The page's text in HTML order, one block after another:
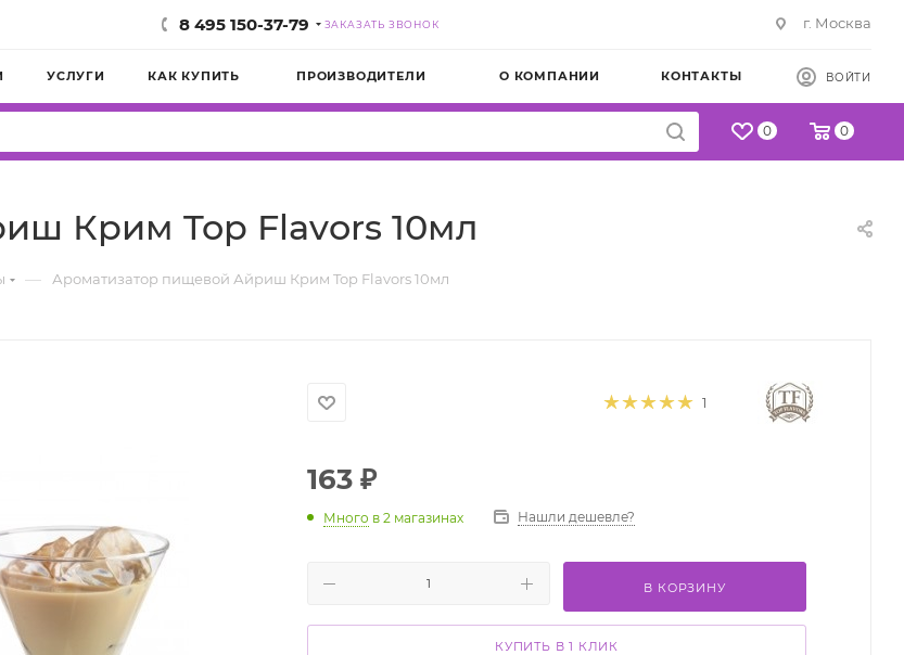
8 495 150-37-79 ЗАКАЗАТЬ ЗВОНОК г. Москва
УСЛУГИ КАК КУПИТЬ ПРОИЗВОДИТЕЛИ О КОМПАНИИ КОНТАКТЫ ВОЙТИ
0 0
Крим Top Flavors 10мл
— Ароматизатор пищевой Айриш Крим Top Flavors 10мл
1
163 ₽
Много в 2 магазинах Нашли дешевле?
В КОРЗИНУ
КУПИТЬ В 1 КЛИК